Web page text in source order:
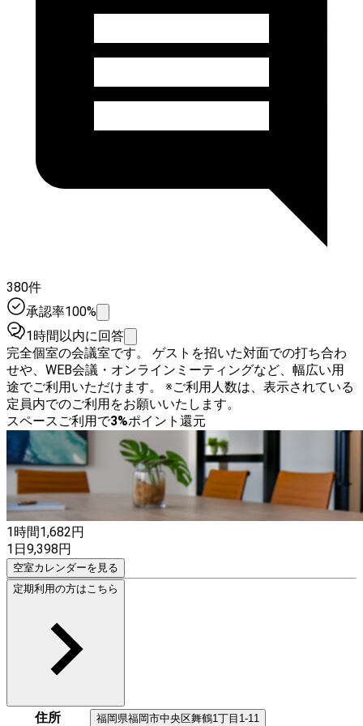
380件
承認率100%
1時間以内に回答
完全個室の会議室です。 ゲストを招いた対面での打ち合わ
せや、WEB会議・オンラインミーティングなど、幅広い用
途でご利用いただけます。 ※ご利用人数は、表示されている
定員内でのご利用をお願いいたします。
スペースご利用で3%ポイント還元
1時間1,682円
1日9,398円
空室カレンダーを見る
定期利用の方はこちら
住所 福岡県福岡市中央区舞鶴1丁目1-11